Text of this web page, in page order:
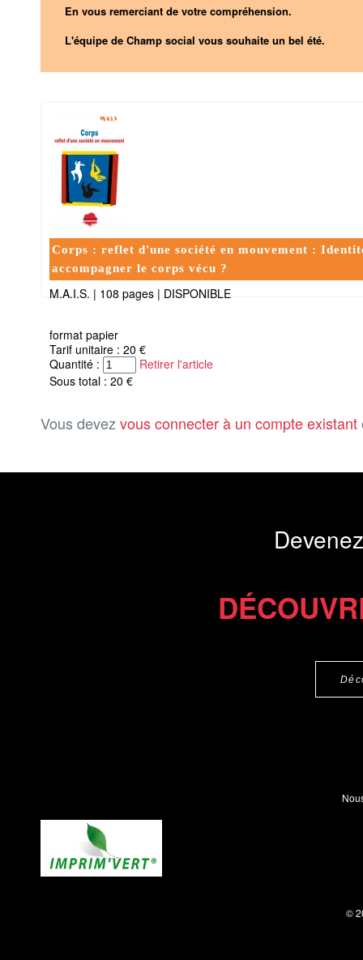
En vous remerciant de votre compréhension.
L'équipe de Champ social vous souhaite un bel été.
Corps : reflet d'une société en mouvement :
accompagner le corps vécu ?
M.A.I.S. | 108 pages | DISPONIBLE
format papier
Tarif unitaire : 20 €
Quantité :
Retirer l'article
Sous total : 20 €
Vous devez vous connecter à un compte existant
©